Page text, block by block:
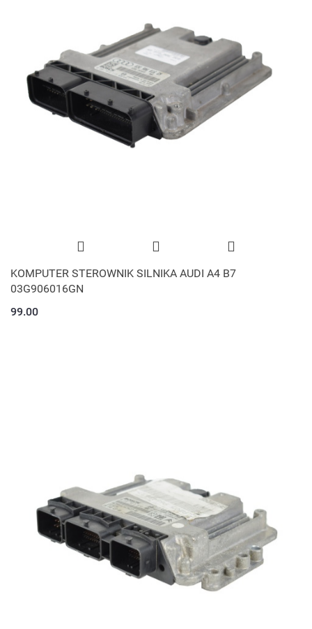
KOMPUTER STEROWNIK SILNIKA AUDI A4 B7
03G906016GN
99.00